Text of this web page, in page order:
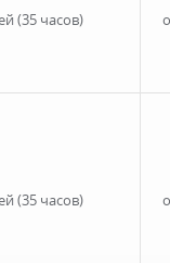
(35 часов)
(35 часов)